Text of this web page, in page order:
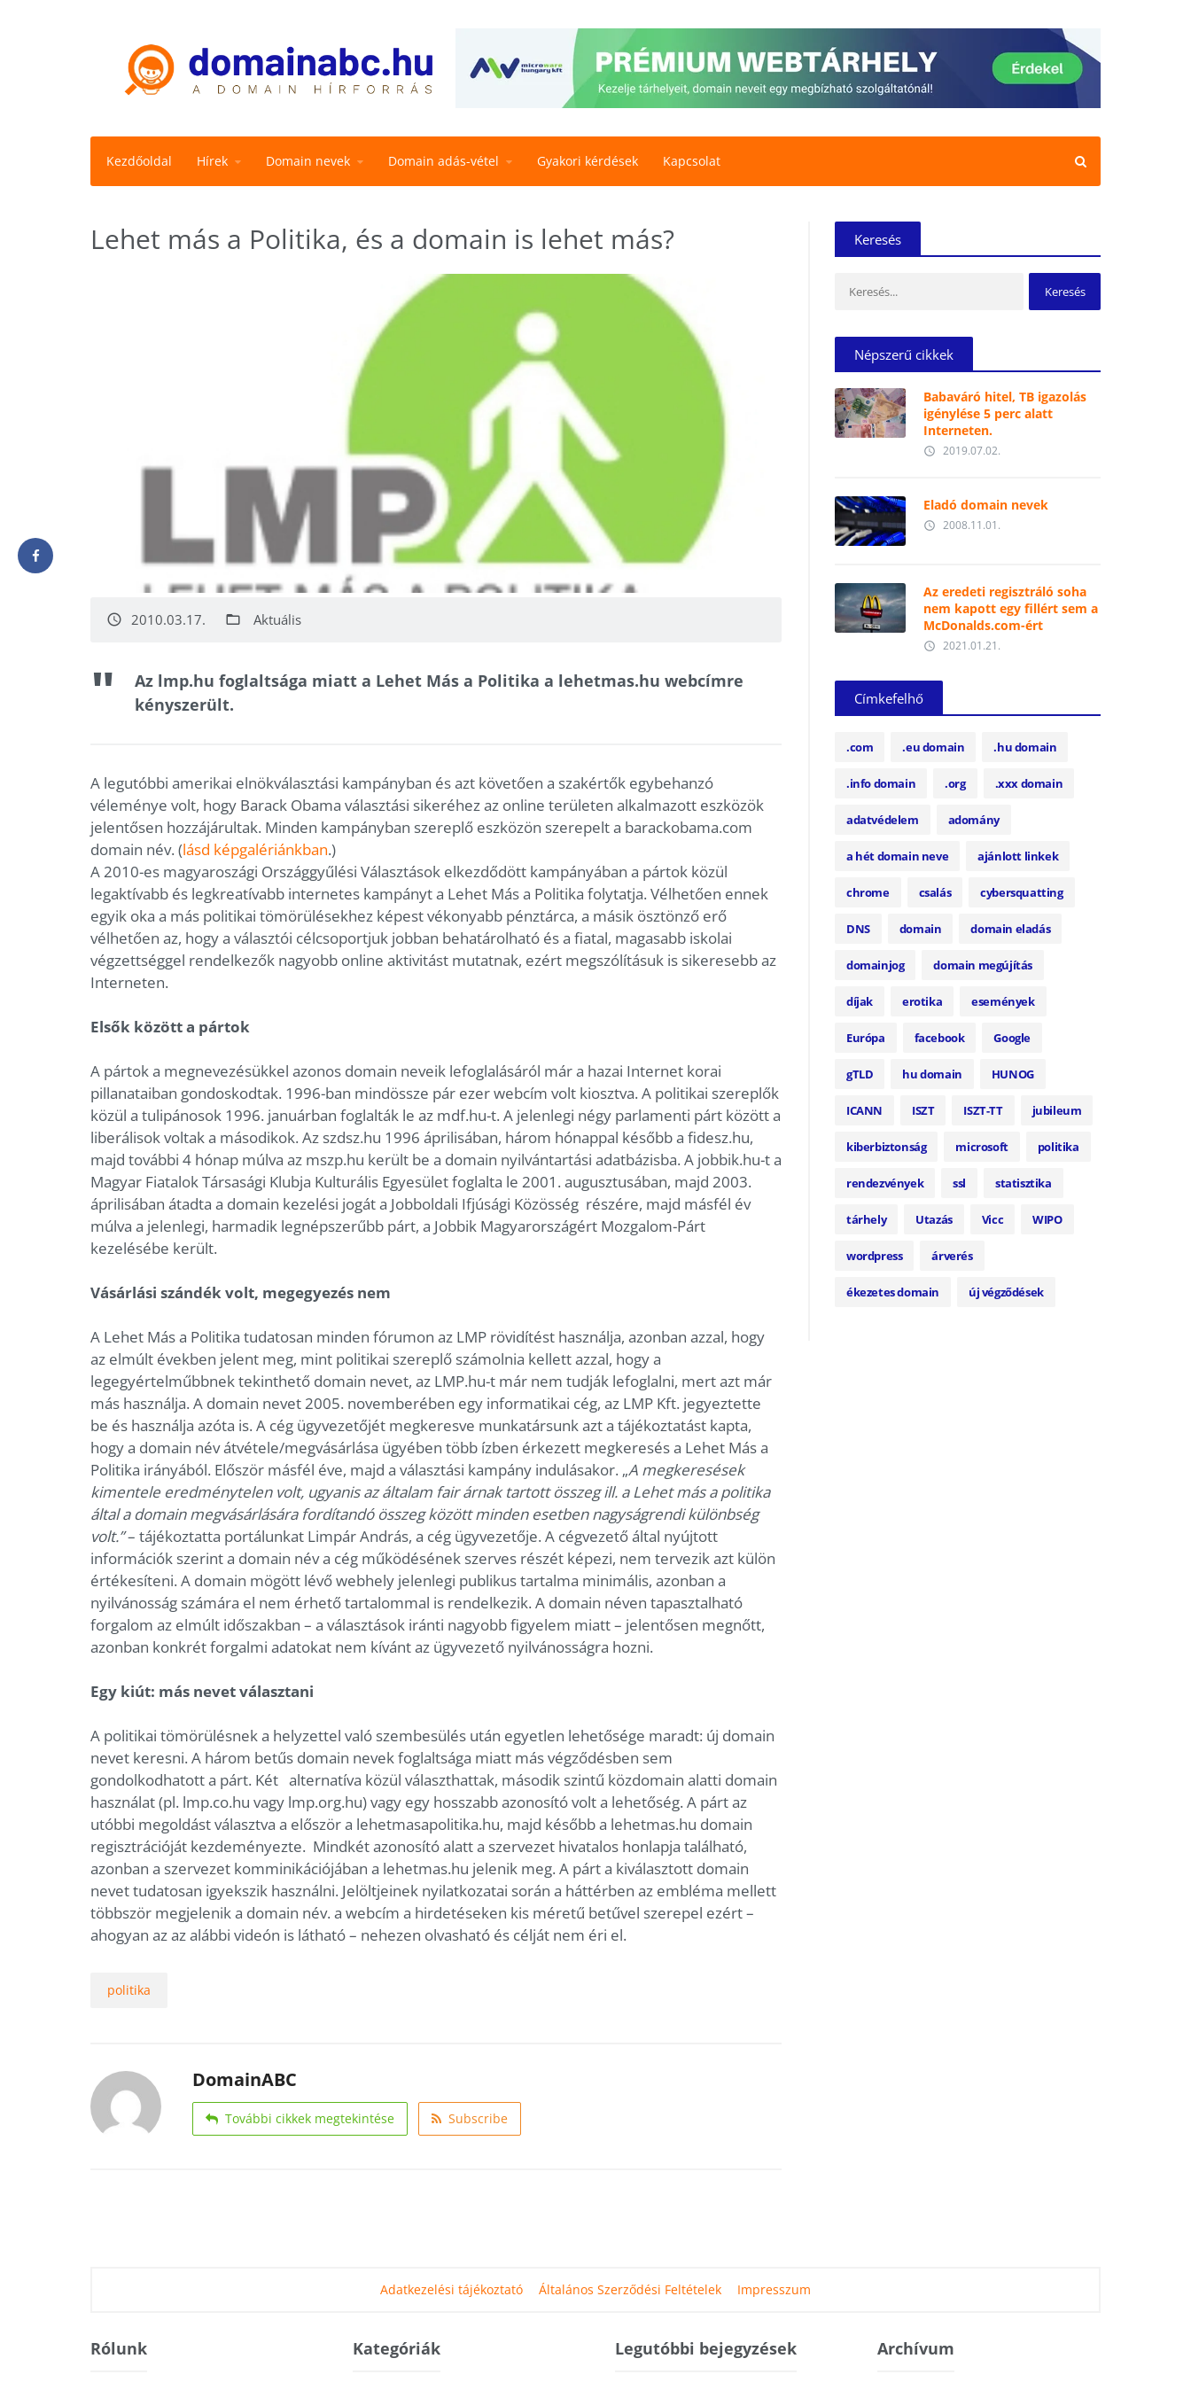
Kezdőoldal Hírek Domain nevek Domain adás-vétel Gyakori kérdések Kapcsolat
Lehet más a Politika, és a domain is lehet más?
access_time 2010.03.17. folder_open Aktuális
Az lmp.hu foglaltsága miatt a Lehet Más a Politika a lehetmas.hu webcímre
kényszerült.
A legutóbbi amerikai elnökválasztási kampányban és azt követően a szakértők egybehanzó
véleménye volt, hogy Barack Obama választási sikeréhez az online területen alkalmazott eszközök
jelentősen hozzájárultak. Minden kampányban szereplő eszközön szerepelt a barackobama.com
domain név. (lásd képgalériánkban.)
A 2010-es magyaroszági Országgyűlési Választások elkezdődött kampányában a pártok közül
legaktívabb és legkreatívabb internetes kampányt a Lehet Más a Politika folytatja. Vélhetően ennek
egyik oka a más politikai tömörülésekhez képest vékonyabb pénztárca, a másik ösztönző erő
vélhetően az, hogy a választói célcsoportjuk jobban behatárolható és a fiatal, magasabb iskolai
végzettséggel rendelkezők nagyobb online aktivitást mutatnak, ezért megszólításuk is sikeresebb az
Interneten.
Elsők között a pártok
A pártok a megnevezésükkel azonos domain neveik lefoglalásáról már a hazai Internet korai
pillanataiban gondoskodtak. 1996-ban mindössze pár ezer webcím volt kiosztva. A politikai szereplők
közül a tulipánosok 1996. januárban foglalták le az mdf.hu-t. A jelenlegi négy parlamenti párt között a
liberálisok voltak a másodikok. Az szdsz.hu 1996 áprilisában, három hónappal később a fidesz.hu,
majd további 4 hónap múlva az mszp.hu került be a domain nyilvántartási adatbázisba. A jobbik.hu-t a
Magyar Fiatalok Társasági Klubja Kulturális Egyesület foglalta le 2001. augusztusában, majd 2003.
áprilisában átadta a domain kezelési jogát a Jobboldali Ifjúsági Közösség részére, majd másfél év
múlva a jelenlegi, harmadik legnépszerűbb párt, a Jobbik Magyarországért Mozgalom-Párt
kezelésébe került.
Vásárlási szándék volt, megegyezés nem
A Lehet Más a Politika tudatosan minden fórumon az LMP rövidítést használja, azonban azzal, hogy
az elmúlt években jelent meg, mint politikai szereplő számolnia kellett azzal, hogy a
legegyértelműbbnek tekinthető domain nevet, az LMP.hu-t már nem tudják lefoglalni, mert azt már
más használja. A domain nevet 2005. novemberében egy informatikai cég, az LMP Kft. jegyeztette
be és használja azóta is. A cég ügyvezetőjét megkeresve munkatársunk azt a tájékoztatást kapta,
hogy a domain név átvétele/megvásárlása ügyében több ízben érkezett megkeresés a Lehet Más a
Politika irányából. Először másfél éve, majd a választási kampány indulásakor. „A megkeresések
kimentele eredménytelen volt, ugyanis az általam fair árnak tartott összeg ill. a Lehet más a politika
által a domain megvásárlására fordítandó összeg között minden esetben nagyságrendi különbség
volt.”– tájékoztatta portálunkat Limpár András, a cég ügyvezetője. A cégvezető által nyújtott
információk szerint a domain név a cég működésének szerves részét képezi, nem tervezik azt külön
értékesíteni. A domain mögött lévő webhely jelenlegi publikus tartalma minimális, azonban a
nyilvánosság számára el nem érhető tartalommal is rendelkezik. A domain néven tapasztalható
forgalom az elmúlt időszakban – a választások iránti nagyobb figyelem miatt – jelentősen megnőtt,
azonban konkrét forgalmi adatokat nem kívánt az ügyvezető nyilvánosságra hozni.
Egy kiút: más nevet választani
A politikai tömörülésnek a helyzettel való szembesülés után egyetlen lehetősége maradt: új domain
nevet keresni. A három betűs domain nevek foglaltsága miatt más végződésben sem
gondolkodhatott a párt. Két alternatíva közül választhattak, második szintű közdomain alatti domain
használat (pl. lmp.co.hu vagy lmp.org.hu) vagy egy hosszabb azonosító volt a lehetőség. A párt az
utóbbi megoldást választva a először a lehetmasapolitika.hu, majd később a lehetmas.hu domain
regisztrációját kezdeményezte. Mindkét azonosító alatt a szervezet hivatalos honlapja található,
azonban a szervezet komminikációjában a lehetmas.hu jelenik meg. A párt a kiválasztott domain
nevet tudatosan igyekszik használni. Jelöltjeinek nyilatkozatai során a háttérben az embléma mellett
többször megjelenik a domain név. a webcím a hirdetéseken kis méretű betűvel szerepel ezért –
ahogyan az az alábbi videón is látható – nehezen olvasható és célját nem éri el.
politika
DomainABC
További cikkek megtekintése Subscribe
Keresés
Népszerű cikkek
Babaváró hitel, TB igazolás
igénylése 5 perc alatt
Interneten.
access_time 2019.07.02.
Eladó domain nevek
access_time 2008.11.01.
Az eredeti regisztráló soha
nem kapott egy fillért sem a
McDonalds.com-ért
access_time 2021.01.21.
Címkefelhő
.com .eu domain .hu domain
.info domain .org .xxx domain
adatvédelem adomány
a hét domain neve ajánlott linkek
chrome csalás cybersquatting
DNS domain domain eladás
domainjog domain megújítás
díjak erotika események
Európa facebook Google
gTLD hu domain HUNOG
ICANN ISZT ISZT-TT jubileum
kiberbiztonság microsoft politika
rendezvények ssl statisztika
tárhely Utazás Vicc WIPO
wordpress árverés
ékezetes domain új végződések
Adatkezelési tájékoztató Általános Szerződési Feltételek Impresszum
Rólunk Kategóriák Legutóbbi bejegyzések ArchívumArchívum